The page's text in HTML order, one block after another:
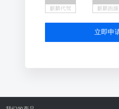
麒麟代驾 麒麟跑腿
立即申